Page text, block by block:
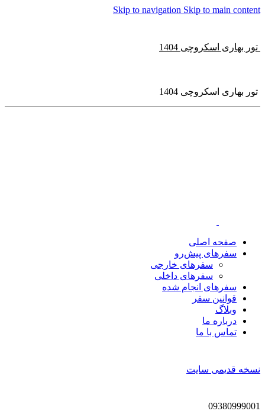
Skip to navigation Skip to main content
تور بهاری اسکروچی 1404
تور بهاری اسکروچی 1404
صفحه اصلی
سفر‌های پیش‌رو
سفرهای خارجی
سفرهای داخلی
سفر‌های انجام شده
قوانین سفر
وبلاگ
درباره ما
تماس با ما
نسخه قدیمی سایت
09380999001